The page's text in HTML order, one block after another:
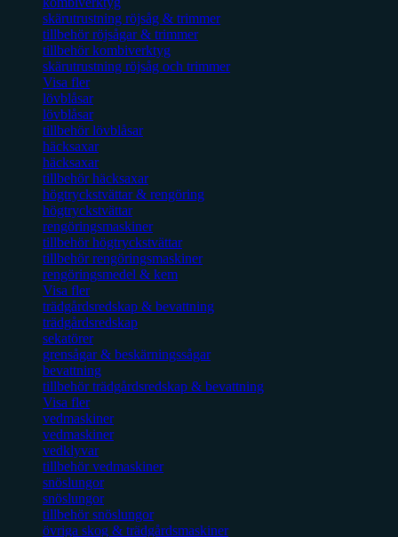
skärutrustning röjsåg & trimmer
tillbehör röjsågar & trimmer
tillbehör kombiverktyg
skärutrustning röjsåg och trimmer
Visa fler
lövblåsar
lövblåsar
tillbehör lövblåsar
häcksaxar
häcksaxar
tillbehör häcksaxar
högtryckstvättar & rengöring
högtryckstvättar
rengöringsmaskiner
tillbehör högtryckstvättar
tillbehör rengöringsmaskiner
rengöringsmedel & kem
Visa fler
trädgårdsredskap & bevattning
trädgårdsredskap
sekatörer
grensågar & beskärningssågar
bevattning
tillbehör trädgårdsredskap & bevattning
Visa fler
vedmaskiner
vedmaskiner
vedklyvar
tillbehör vedmaskiner
snöslungor
snöslungor
tillbehör snöslungor
övriga skog & trädgårdsmaskiner